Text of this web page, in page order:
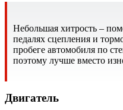
Небольшая хитрость –
педалях сцепления и
пробеге автомобиля по
поэтому лучше вместо
Двигатель